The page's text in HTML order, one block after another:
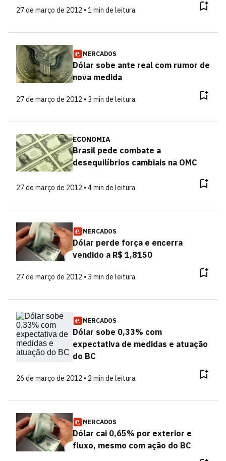
27 de março de 2012 • 1 min de leitura
MERCADOS
Dólar sobe ante real com rumor de
nova medida
27 de março de 2012 • 3 min de leitura
ECONOMIA
Brasil pede combate a
desequilíbrios cambiais na OMC
27 de março de 2012 • 4 min de leitura
MERCADOS
Dólar perde força e encerra
vendido a R$ 1,8150
27 de março de 2012 • 3 min de leitura
MERCADOS
Dólar sobe 0,33% com
expectativa de medidas e atuação
do BC
26 de março de 2012 • 2 min de leitura
MERCADOS
Dólar cai 0,65% por exterior e
fluxo, mesmo com ação do BC